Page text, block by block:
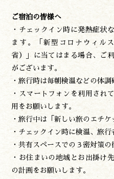
ご宿泊の皆様へ
・チェックイン時に発熱症状
ます。「新型コロナウィル
省）」に当てはまる場合、ご
がございます。
・旅行時は毎朝検温などの体調
・スマートフォンを利用され
用をお願いします。
・旅行中は「新しい旅のエチ
・チェックイン時に検温、旅
・共有スペースでの３密対策の
・お住まいの地域とお出掛け
の計画をお願いします。
森の
ア
お問
諸塚村観光
プライバ
諸塚村
〒
宮崎県東臼杵郡諸塚村
TEL: